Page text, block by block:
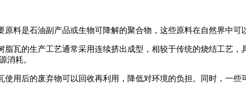
原料是石油副产品或生物可降解的聚合物，这些原料在自然界中
脂瓦的生产工艺通常采用连续挤出成型，相较于传统的烧结工艺
消耗。
使用后的废弃物可以回收再利用，降低对环境的负担。同时，一